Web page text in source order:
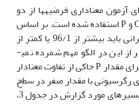
آزمون معناداری فرضیه­ها از دو
شاخص جزیی نسبت بحرانی CR و P استفاده شده است. بر اساس
سطح معناداری 05/0 مقدار بحرانی باید بیشتر از 96/1 یا کمتر از
96/1- باشد، مقدار پارامتر غیر از این در الگو مهم شمرده نمی­
شود. مقادیر کوچکتر از 05/0 برای مقدار P حاکی از تفاوت معنادار
رگرسیونی با مقدار صفر در سطح
95 درصد است. بنابراین تمام مسیرهای مورد گزارش در جدول 3،